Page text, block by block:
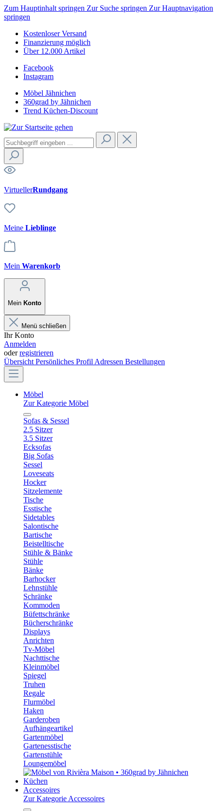
Zum Hauptinhalt springen Zur Suche springen Zur Hauptnavigation
springen
Kostenloser Versand
Finanzierung möglich
Über 12.000 Artikel
Facebook
Instagram
Möbel Jähnichen
360grad by Jähnichen
Trend Küchen-Discount
VirtuellerRundgang
Meine Lieblinge
Mein Warenkorb
Mein Konto
Menü schließen
Ihr Konto
Anmelden
oderregistrieren
Übersicht Persönliches Profil Adressen Bestellungen
Möbel
Zur Kategorie Möbel
Sofas & Sessel
2.5 Sitzer
3.5 Sitzer
Ecksofas
Big Sofas
Sessel
Loveseats
Hocker
Sitzelemente
Tische
Esstische
Sidetables
Salontische
Bartische
Beistelltische
Stühle & Bänke
Stühle
Bänke
Barhocker
Lehnstühle
Schränke
Kommoden
Büfettschränke
Bücherschränke
Displays
Anrichten
Tv-Möbel
Nachttische
Kleinmöbel
Spiegel
Truhen
Regale
Flurmöbel
Haken
Garderoben
Aufhängeartikel
Gartenmöbel
Gartenesstische
Gartenstühle
Loungemöbel
Küchen
Accessoires
Zur Kategorie Accessoires